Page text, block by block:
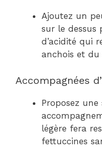
Ajoutez un
sur le dessus
d’acidité qui
anchois et du
Accompagnées
Proposez
légère fera
fettuccines